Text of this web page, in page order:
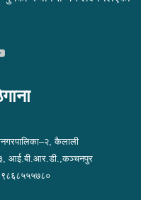
YouTube
कैलाली
आई.बी.आर.डी.,कञ्चनपुर